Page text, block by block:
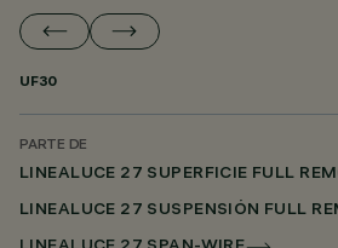
UF30
PARTE DE
LINEALUCE 27 SUPERFICIE FULL
LINEALUCE 27 SUSPENSIÓN FULL